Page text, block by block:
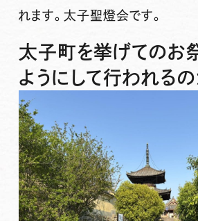
れます。太子聖燈会です。
太子町を挙げてのお
ようにして行われる